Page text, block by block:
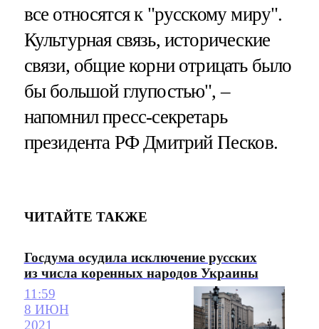
все относятся к "русскому миру".
Культурная связь, исторические
связи, общие корни отрицать было
бы большой глупостью", –
напомнил пресс-секретарь
президента РФ Дмитрий Песков.
ЧИТАЙТЕ ТАКЖЕ
Госдума осудила исключение русских
из числа коренных народов Украины
11:59
8 ИЮН
2021